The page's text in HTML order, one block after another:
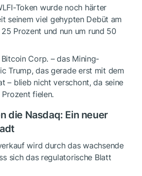
Token wurde noch härter
seinem viel gehypten Debüt am
Prozent und nun um rund 50
Corp. – das Mining-
Trump, das gerade erst mit dem
– blieb nicht verschont, da seine
fielen.
die Nasdaq: Ein neuer
wird durch das wachsende
sich das regulatorische Blatt